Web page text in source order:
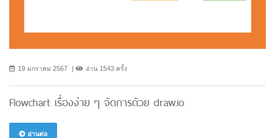
19 มกราคม 2567 อ่าน 1543 ครั้ง
Flowchart เรื่องง่าย ๆ จัดการด้วย draw.io
อ่านต่อ